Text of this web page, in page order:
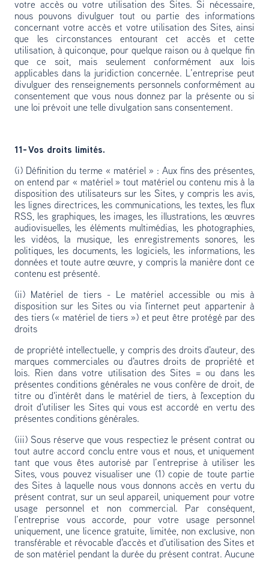
votre accès ou votre utilisation des Sites. Si nécessaire,
nous pouvons divulguer tout ou partie des informations
concernant votre accès et votre utilisation des Sites, ainsi
que les circonstances entourant cet accès et cette
utilisation, à quiconque, pour quelque raison ou à quelque fin
que ce soit, mais seulement conformément aux lois
applicables dans la juridiction concernée. L’entreprise peut
divulguer des renseignements personnels conformément au
consentement que vous nous donnez par la présente ou si
une loi prévoit une telle divulgation sans consentement.
11- Vos droits limités.
(i) Définition du terme « matériel » : Aux fins des présentes,
on entend par « matériel » tout matériel ou contenu mis à la
disposition des utilisateurs sur les Sites, y compris les avis,
les lignes directrices, les communications, les textes, les flux
RSS, les graphiques, les images, les illustrations, les œuvres
audiovisuelles, les éléments multimédias, les photographies,
les vidéos, la musique, les enregistrements sonores, les
politiques, les documents, les logiciels, les informations, les
données et toute autre œuvre, y compris la manière dont ce
contenu est présenté.
(ii) Matériel de tiers - Le matériel accessible ou mis à
disposition sur les Sites ou via l'internet peut appartenir à
des tiers (« matériel de tiers ») et peut être protégé par des
droits
de propriété intellectuelle, y compris des droits d'auteur, des
marques commerciales ou d'autres droits de propriété et
lois. Rien dans votre utilisation des Sites = ou dans les
présentes conditions générales ne vous confère de droit, de
titre ou d'intérêt dans le matériel de tiers, à l'exception du
droit d'utiliser les Sites qui vous est accordé en vertu des
présentes conditions générales.
(iii) Sous réserve que vous respectiez le présent contrat ou
tout autre accord conclu entre vous et nous, et uniquement
tant que vous êtes autorisé par l’entreprise à utiliser les
Sites, vous pouvez visualiser une (1) copie de toute partie
des Sites à laquelle nous vous donnons accès en vertu du
présent contrat, sur un seul appareil, uniquement pour votre
usage personnel et non commercial. Par conséquent,
l’entreprise vous accorde, pour votre usage personnel
uniquement, une licence gratuite, limitée, non exclusive, non
transférable et révocable d'accès et d'utilisation des Sites et
de son matériel pendant la durée du présent contrat. Aucune